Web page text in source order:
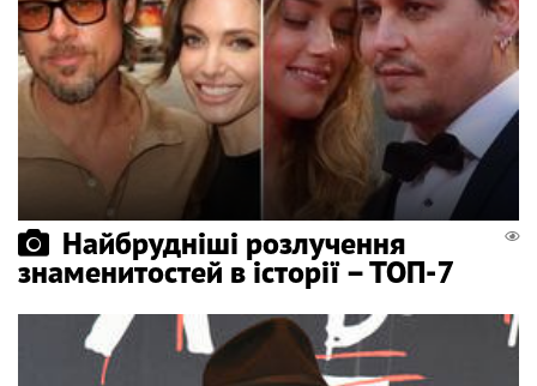
Найбрудніші розлучення
знаменитостей в історії – ТОП-7